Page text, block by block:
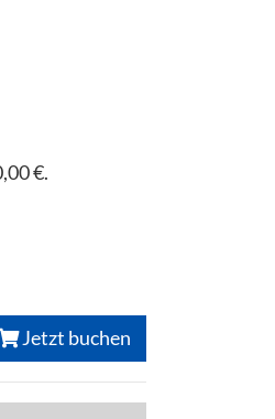
€.
Jetzt buchen